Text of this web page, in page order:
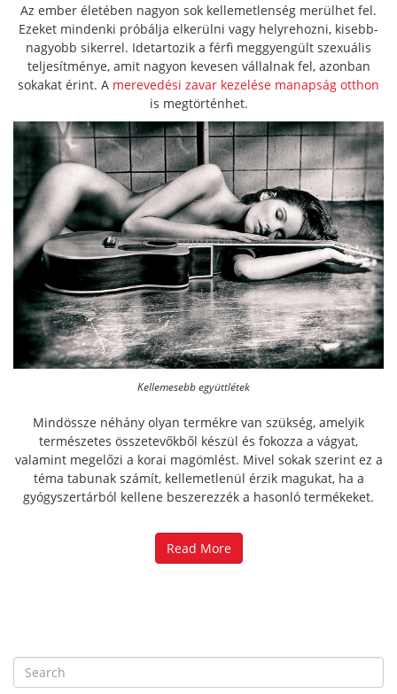
Az ember életében nagyon sok kellemetlenség merülhet fel.
Ezeket mindenki próbálja elkerülni vagy helyrehozni, kisebb-
nagyobb sikerrel. Idetartozik a férfi meggyengült szexuális
teljesítménye, amit nagyon kevesen vállalnak fel, azonban
sokakat érint. A merevedési zavar kezelése manapság otthon
is megtörténhet.
Kellemesebb együttlétek
Mindössze néhány olyan termékre van szükség, amelyik
természetes összetevőkből készül és fokozza a vágyat,
valamint megelőzi a korai magömlést. Mivel sokak szerint ez a
téma tabunak számít, kellemetlenül érzik magukat, ha a
gyógyszertárból kellene beszerezzék a hasonló termékeket.
Read More
e